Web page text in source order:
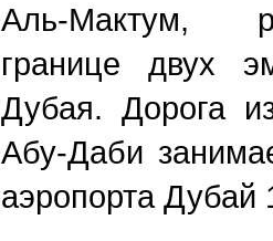
Аль-Мактум,
границе двух
Дубая. Дорога
Абу-Даби
аэропорта Дубай